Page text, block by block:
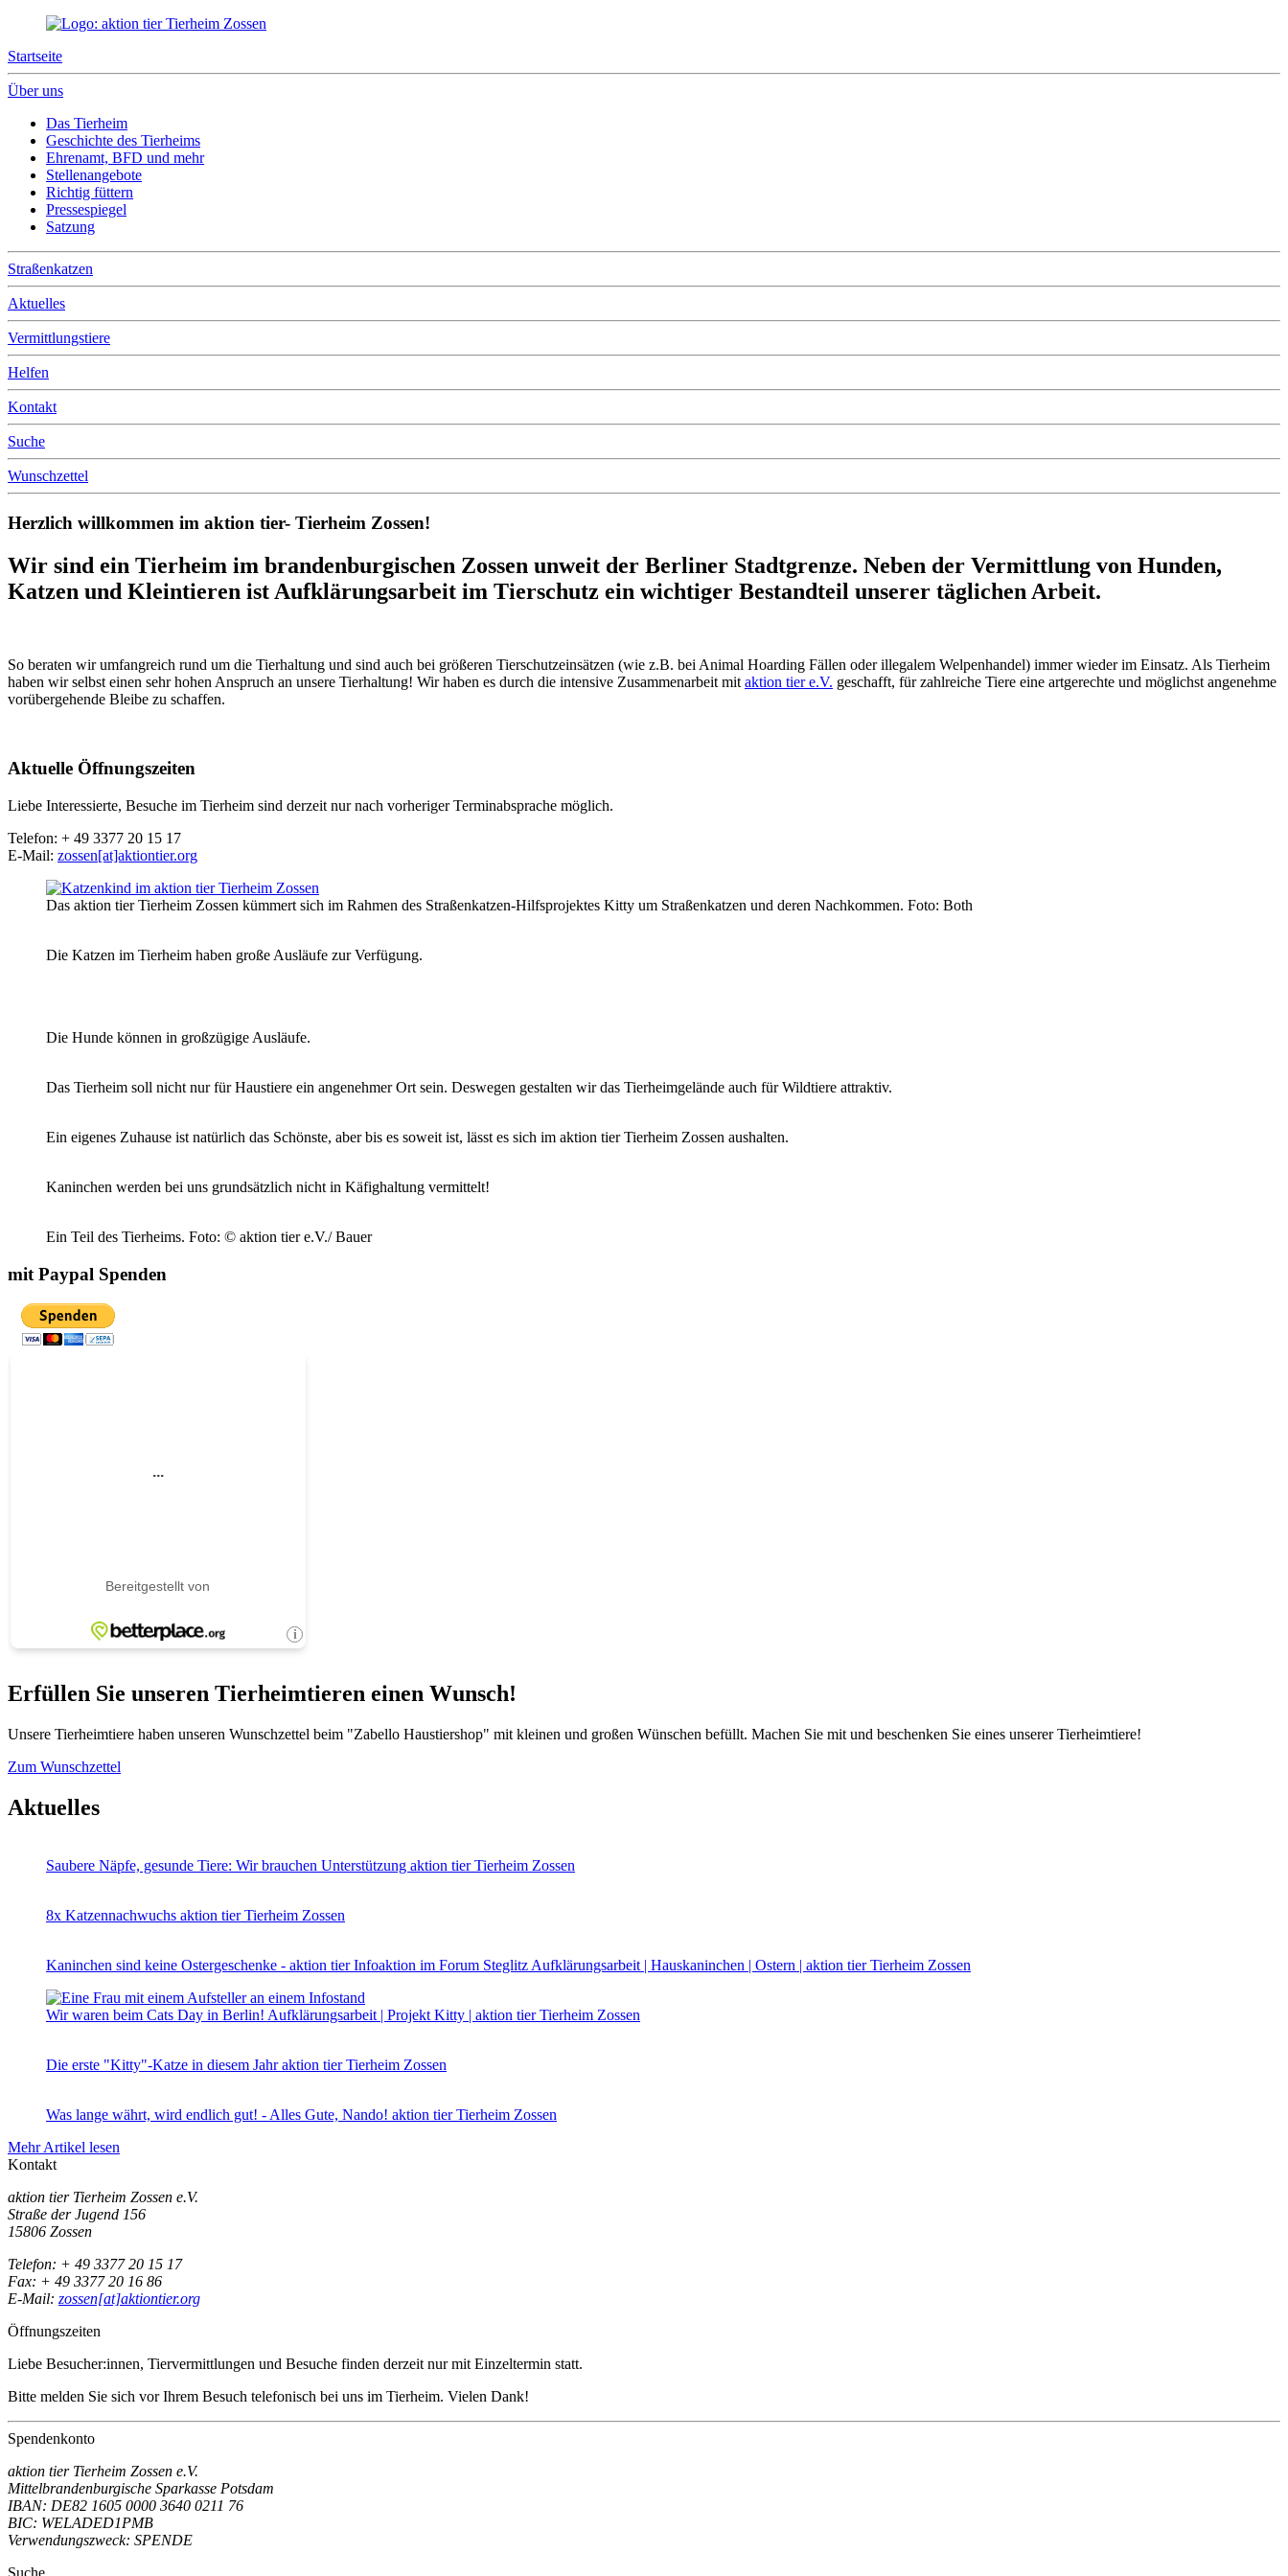
Startseite
Über uns
Das Tierheim
Geschichte des Tierheims
Ehrenamt, BFD und mehr
Stellenangebote
Richtig füttern
Pressespiegel
Satzung
Straßenkatzen
Aktuelles
Vermittlungstiere
Helfen
Kontakt
Suche
Wunschzettel
Herzlich willkommen im aktion tier- Tierheim Zossen!
Wir sind ein Tierheim im brandenburgischen Zossen unweit der Berliner Stadtgrenze. Neben der Vermittlung von Hunden,
Katzen und Kleintieren ist Aufklärungsarbeit im Tierschutz ein wichtiger Bestandteil unserer täglichen Arbeit.
So beraten wir umfangreich rund um die Tierhaltung und sind auch bei größeren Tierschutzeinsätzen (wie z.B. bei Animal Hoarding Fällen oder illegalem Welpenhandel) immer wieder im Einsatz. Als Tierheim
haben wir selbst einen sehr hohen Anspruch an unsere Tierhaltung! Wir haben es durch die intensive Zusammenarbeit mit aktion tier e.V. geschafft, für zahlreiche Tiere eine artgerechte und möglichst angenehme
vorübergehende Bleibe zu schaffen.
Aktuelle Öffnungszeiten
Liebe Interessierte, Besuche im Tierheim sind derzeit nur nach vorheriger Terminabsprache möglich.
Telefon: + 49 3377 20 15 17
E-Mail: zossen[at]aktiontier.org
Das aktion tier Tierheim Zossen kümmert sich im Rahmen des Straßenkatzen-Hilfsprojektes Kitty um Straßenkatzen und deren Nachkommen. Foto: Both
Die Katzen im Tierheim haben große Ausläufe zur Verfügung.
Die Hunde können in großzügige Ausläufe.
Das Tierheim soll nicht nur für Haustiere ein angenehmer Ort sein. Deswegen gestalten wir das Tierheimgelände auch für Wildtiere attraktiv.
Ein eigenes Zuhause ist natürlich das Schönste, aber bis es soweit ist, lässt es sich im aktion tier Tierheim Zossen aushalten.
Kaninchen werden bei uns grundsätzlich nicht in Käfighaltung vermittelt!
Ein Teil des Tierheims. Foto: © aktion tier e.V./ Bauer
mit Paypal Spenden
Erfüllen Sie unseren Tierheimtieren einen Wunsch!
Unsere Tierheimtiere haben unseren Wunschzettel beim "Zabello Haustiershop" mit kleinen und großen Wünschen befüllt. Machen Sie mit und beschenken Sie eines unserer Tierheimtiere!
Zum Wunschzettel
Aktuelles
Saubere Näpfe, gesunde Tiere: Wir brauchen Unterstützung aktion tier Tierheim Zossen
8x Katzennachwuchs aktion tier Tierheim Zossen
Kaninchen sind keine Ostergeschenke - aktion tier Infoaktion im Forum Steglitz Aufklärungsarbeit | Hauskaninchen | Ostern | aktion tier Tierheim Zossen
Wir waren beim Cats Day in Berlin! Aufklärungsarbeit | Projekt Kitty | aktion tier Tierheim Zossen
Die erste "Kitty"-Katze in diesem Jahraktion tier Tierheim Zossen
Was lange währt, wird endlich gut! - Alles Gute, Nando! aktion tier Tierheim Zossen
Mehr Artikel lesen
Kontakt
aktion tier Tierheim Zossen e.V.
Straße der Jugend 156
15806 Zossen
Telefon: + 49 3377 20 15 17
Fax: + 49 3377 20 16 86
E-Mail: zossen[at]aktiontier.org
Öffnungszeiten
Liebe Besucher:innen, Tiervermittlungen und Besuche finden derzeit nur mit Einzeltermin statt.
Bitte melden Sie sich vor Ihrem Besuch telefonisch bei uns im Tierheim. Vielen Dank!
Spendenkonto
aktion tier Tierheim Zossen e.V.
Mittelbrandenburgische Sparkasse Potsdam
IBAN: DE82 1605 0000 3640 0211 76
BIC: WELADED1PMB
Verwendungszweck: SPENDE
Suche